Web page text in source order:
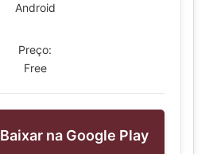
Android
Preço:
Free
Baixar na Google Play